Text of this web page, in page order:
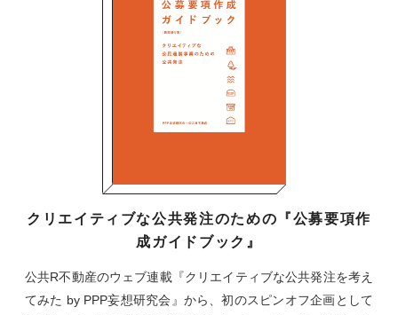
クリエイティブな公共発注のための『公募要項作
成ガイドブック』
公共R不動産のウェブ連載『クリエイティブな公共発注を考え
てみた by PPP妄想研究会』から、初のスピンオフ企画として